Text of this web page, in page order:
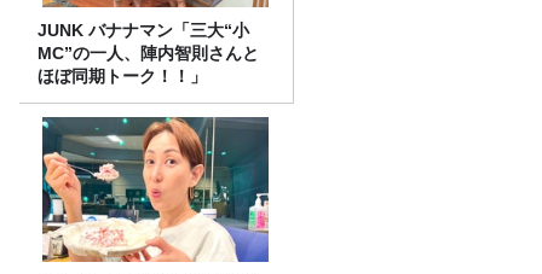
JUNK バナナマン「三大“小
MC”の一人、陣内智則さんと
ほぼ同期トーク！！」